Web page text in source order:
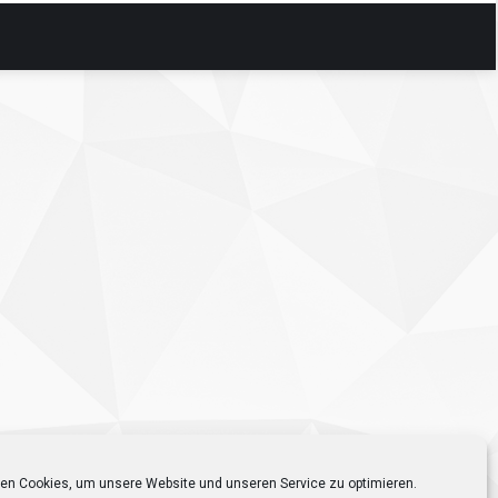
Cookies, um unsere Website und unseren Service zu optimieren.